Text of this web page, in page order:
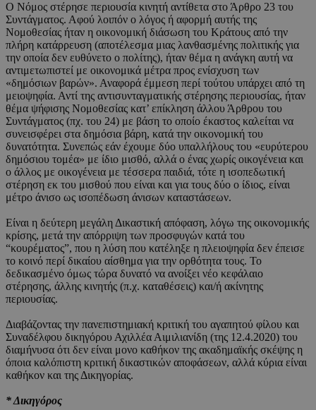
Ο Νόμος στέρησε περιουσία κινητή αντίθετα στο Άρθρο 23 του
Συντάγματος. Αφού λοιπόν ο λόγος ή αφορμή αυτής της
Νομοθεσίας ήταν η οικονομική διάσωση του Κράτους από την
πλήρη κατάρρευση (αποτέλεσμα μιας λανθασμένης πολιτικής για
την οποία δεν ευθύνετο ο πολίτης), ήταν θέμα η ανάγκη αυτή να
αντιμετωπιστεί με οικονομικά μέτρα προς ενίσχυση των
«δημόσιων βαρών». Αναφορά έμμεση περί τούτου υπάρχει από τη
μειοψηφία. Αντί της αντισυνταγματικής στέρησης περιουσίας, ήταν
θέμα ψήφισης Νομοθεσίας κατ’ επίκληση άλλου Άρθρου του
Συντάγματος (πχ. του 24) με βάση το οποίο έκαστος καλείται να
συνεισφέρει στα δημόσια βάρη, κατά την οικονομική του
δυνατότητα. Συνεπώς εάν έχουμε δύο υπαλλήλους του «ευρύτερου
δημόσιου τομέα» με ίδιο μισθό, αλλά ο ένας χωρίς οικογένεια και
ο άλλος με οικογένεια με τέσσερα παιδιά, τότε η ισοπεδωτική
στέρηση εκ του μισθού που είναι και για τους δύο ο ίδιος, είναι
μέτρο άνισο ως ισοπέδωση άνισων καταστάσεων.
Είναι η δεύτερη μεγάλη Δικαστική απόφαση, λόγω της οικονομικής
κρίσης, μετά την απόρριψη των προσφυγών κατά του
“κουρέματος”, που η λύση που κατέληξε η πλειοψηφία δεν έπεισε
το κοινό περί δικαίου αίσθημα για την ορθότητα τους. Το
δεδικασμένο όμως τώρα δυνατό να ανοίξει νέο κεφάλαιο
στέρησης, άλλης κινητής (π.χ. καταθέσεις) και/ή ακίνητης
περιουσίας.
Διαβάζοντας την πανεπιστημιακή κριτική του αγαπητού φίλου και
Συναδέλφου δικηγόρου Αχιλλέα Αιμιλιανίδη (της 12.4.2020) του
διαμήνυσα ότι δεν είναι μονο καθήκον της ακαδημαϊκής σκέψης η
όποια καλόπιστη κριτική δικαστικών αποφάσεων, αλλά κύρια είναι
καθήκον και της Δικηγορίας.
* Δικηγόρος